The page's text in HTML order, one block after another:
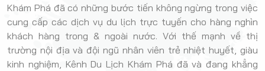
Khám Phá đã có những bước tiến không ngừng trong việc
cung cấp các dịch vụ du lịch trực tuyến cho hàng nghìn
khách hàng trong & ngoài nước. Với thế mạnh về thị
trường nội địa và đội ngũ nhân viên trẻ nhiệt huyết, giàu
kinh nghiệm, Kênh Du Lịch Khám Phá đã và đang khẳng